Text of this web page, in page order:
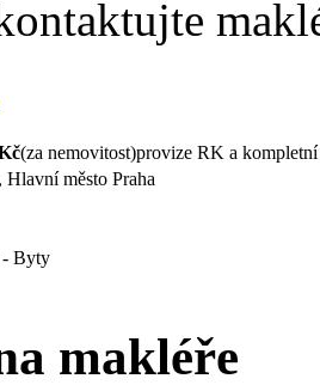
(za nemovitost)provize RK a
Hlavní město Praha
Byty
makléře